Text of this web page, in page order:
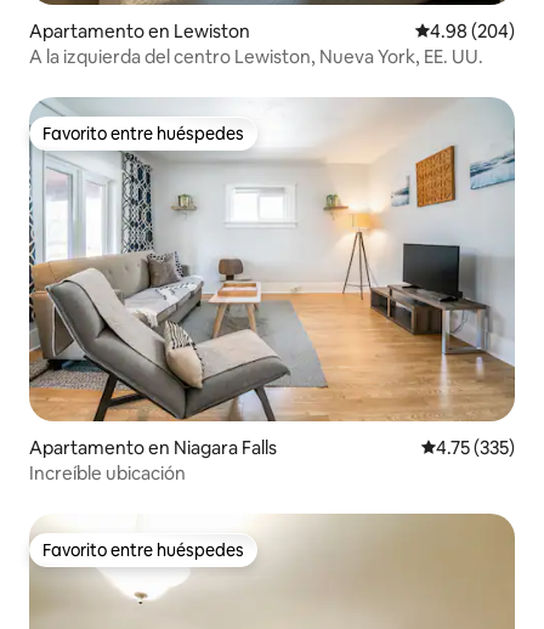
Apartamento en Lewiston Calificación
4.98 (204)
A la izquierda del centro Lewiston, Nueva York, EE. UU.
Favorito entre huéspedes
Favorito entre huéspedes
Apartamento en Niagara Falls Calificación
4.75 (335)
Increíble ubicación
Favorito entre huéspedes
Favorito entre huéspedes